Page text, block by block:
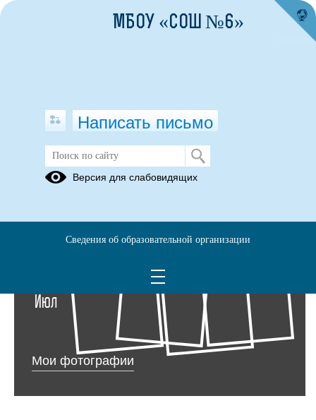
Архив раздела Фотоальбомы
Июл
Мои фотографии
МБОУ «СОШ №6»
Написать письмо
Версия для слабовидящих
Сведения об образовательной организации